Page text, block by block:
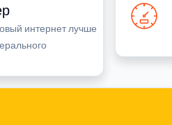
интернет лучше